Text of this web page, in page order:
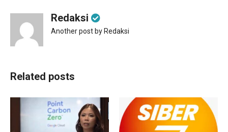
Redaksi
Another post by Redaksi
Related posts